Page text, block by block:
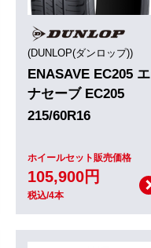
(DUNLOP(ダンロップ))
ENASAVE EC205 エ
ナセーブ EC205
215/60R16
ホイールセット販売価格
105,900円
税込/4本